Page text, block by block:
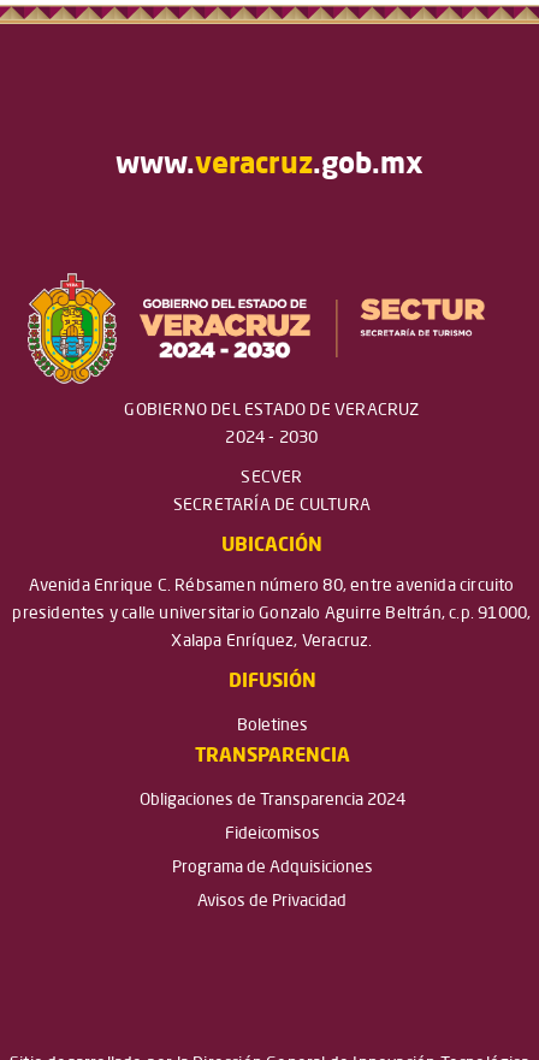
www.veracruz.gob.mx
GOBIERNO DEL ESTADO DE VERACRUZ
2024 - 2030
SECVER
SECRETARÍA DE CULTURA
UBICACIÓN
Avenida Enrique C. Rébsamen número 80, entre avenida circuito
presidentes y calle universitario Gonzalo Aguirre Beltrán, c.p. 91000,
Xalapa Enríquez, Veracruz.
DIFUSIÓN
Boletines
TRANSPARENCIA
Obligaciones de Transparencia 2024
Fideicomisos
Programa de Adquisiciones
Avisos de Privacidad